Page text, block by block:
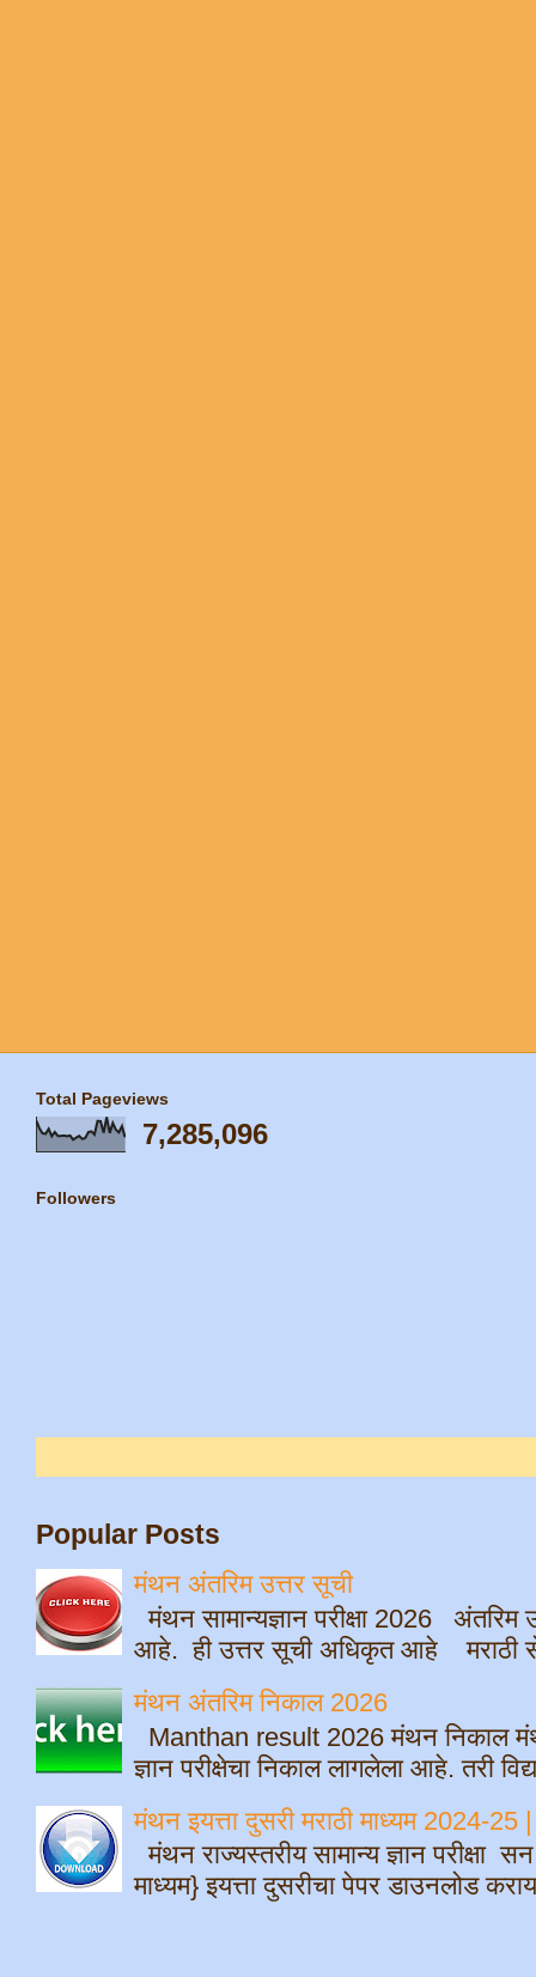
Total Pageviews
7,285,096
Followers
Popular Posts
मंथन अंतरिम उत्तर सूची
मंथन सामान्यज्ञान परीक्षा 2026
आहे. ही उत्तर सूची अधिकृत आहे मराठी
मंथन अंतरिम निकाल 2026
Manthan result 2026 मंथन निकाल
ज्ञान परीक्षेचा निकाल लागलेला आहे. तरी
मंथन इयत्ता दुसरी मराठी माध्यम 2024-
मंथन राज्यस्तरीय सामान्य ज्ञान परीक्षा
माध्यम} इयत्ता दुसरीचा पेपर डाउनलोड